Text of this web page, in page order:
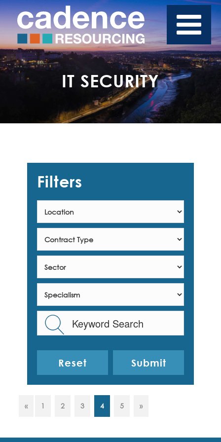
IT SECURITY
Filters
Reset
« 1 2 3 4 5 »